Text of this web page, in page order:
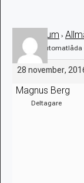
› Forum ›
Svar till:
28 november,
Magnus Berg
Deltagare